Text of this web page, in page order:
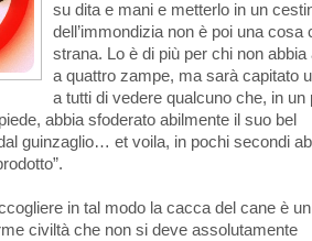
su dita e mani e metterlo in un
dell’immondizia non è poi una cosa
strana. Lo è di più per chi non abbia
a quattro zampe, ma sarà capitato
a tutti di vedere qualcuno che, in un
abbia sfoderato abilmente il suo bel
guinzaglio… et voila, in pochi secondi
in tal modo la cacca del cane è un
civiltà che non si deve assolutamente